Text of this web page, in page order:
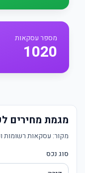
מספר עסקאות
1020
מגמת מחירים
מקור: עסקאות רשומות
סוג נכס